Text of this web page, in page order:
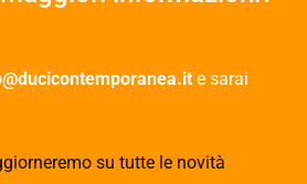
e sarai
su tutte le novità